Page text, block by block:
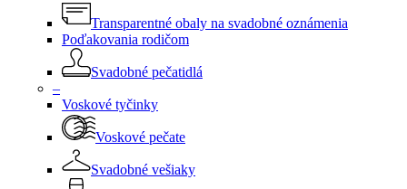
Transparentné obaly na svadobné oznámenia
Poďakovania rodičom
Svadobné pečatidlá
–
Voskové tyčinky
Voskové pečate
Svadobné vešiaky